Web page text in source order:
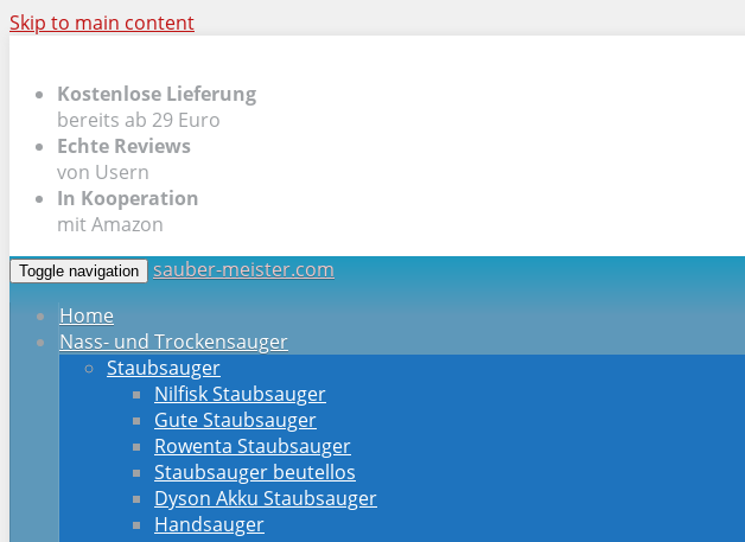
Skip to main content
Kostenlose Lieferung
bereits ab 29 Euro
Echte Reviews
von Usern
In Kooperation
mit Amazon
Toggle navigation
sauber-meister.com
Home
Nass- und Trockensauger
Staubsauger
Nilfisk Staubsauger
Gute Staubsauger
Rowenta Staubsauger
Staubsauger beutellos
Dyson Akku Staubsauger
Handsauger